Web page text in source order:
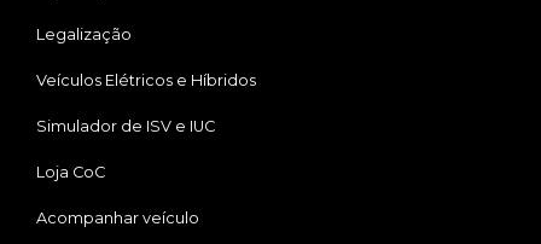
Legalização
Veículos Elétricos e Híbridos
Simulador de ISV e IUC
Loja CoC
Acompanhar veículo